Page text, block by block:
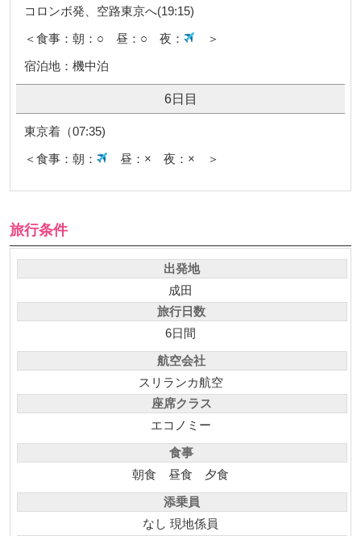
コロンボ発、空路東京へ(19:15)
＜食事：朝：○ 昼：○ 夜：
＞
宿泊地：機中泊
6日目
東京着（07:35)
＜食事：朝：
昼：× 夜：× ＞
旅行条件
出発地
成田
旅行日数
6日間
航空会社
スリランカ航空
座席クラス
エコノミー
食事
朝食 昼食 夕食
添乗員
なし 現地係員